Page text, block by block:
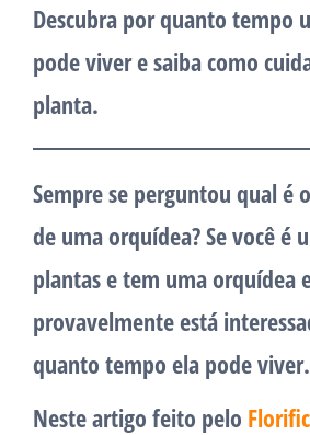
Descubra por quanto tempo
pode viver e saiba como
planta.
Sempre se perguntou qual é
de uma orquídea? Se você é
plantas e tem uma orquídea
provavelmente está
quanto tempo ela pode viver.
Neste artigo feito pelo